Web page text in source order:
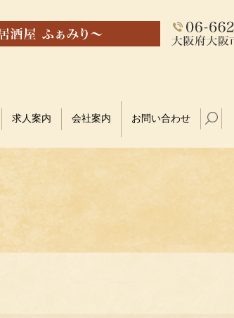
求人案内 会社案内 お問い合わせ
search